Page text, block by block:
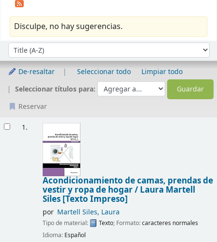
Disculpe, no hay sugerencias.
Ordenar por:
De-resaltar Seleccionar todo
Limpiar todo
Seleccionar títulos para:
Reservar
1.
Acondicionamiento de camas, prendas de
vestir y ropa de hogar / Laura Martell
Siles [Texto Impreso]
por Martell Siles, Laura
Tipo de material: Texto; Formato:caracteres normales
Idioma: Español